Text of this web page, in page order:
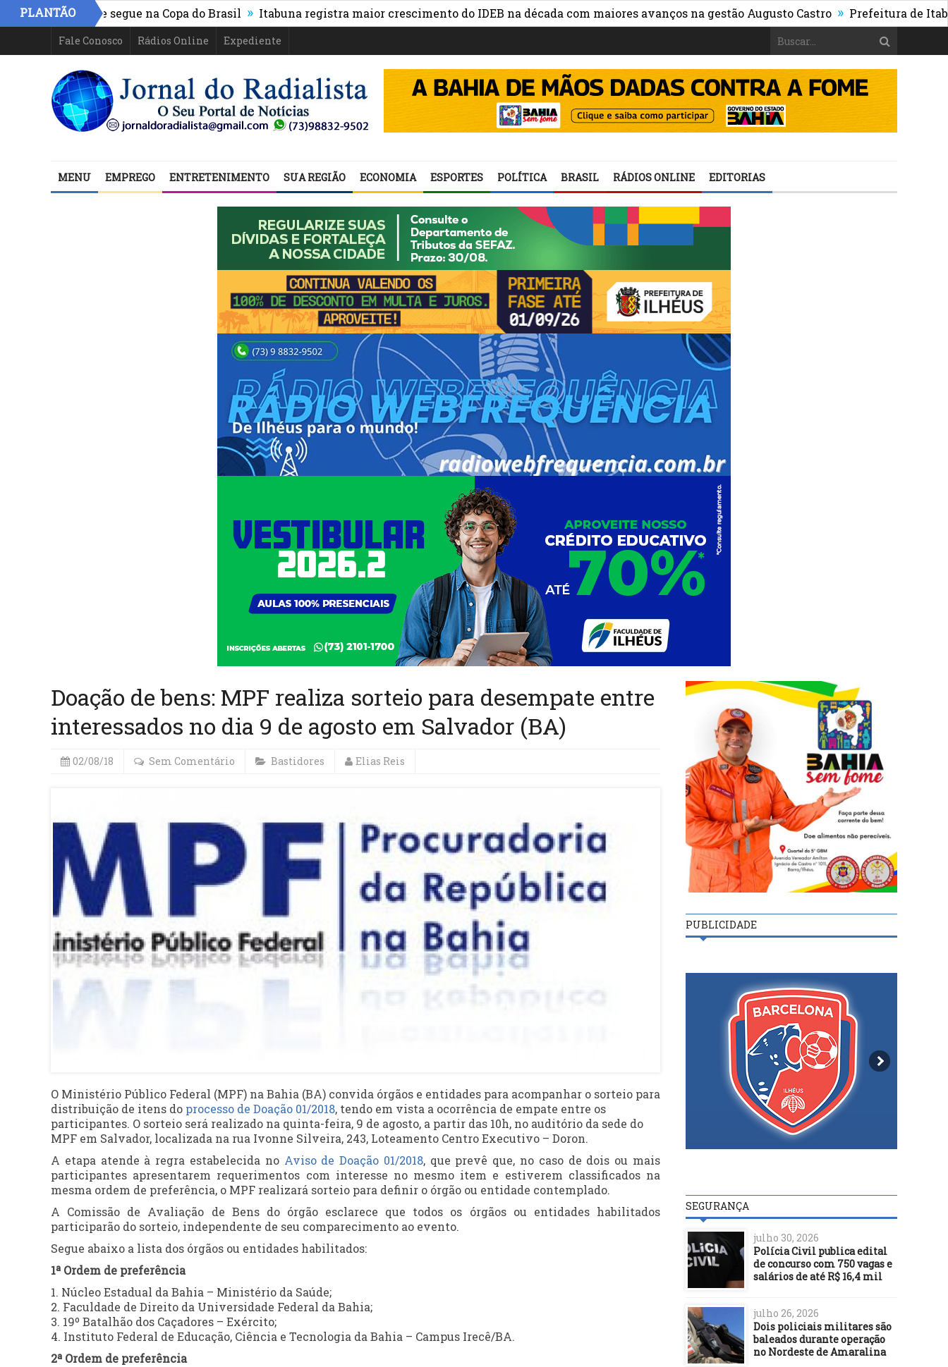
PLANTÃO
PR e segue na Copa do Brasil » Itabuna registra maior crescimento do IDEB na década com maiores avanços na gestão Augusto Castro » Prefeitura de Itabuna
Fale Conosco Rádios Online Expediente
MENU EMPREGO ENTRETENIMENTO SUA REGIÃO ECONOMIA ESPORTES POLÍTICA BRASIL RÁDIOS ONLINE EDITORIAS
Doação de bens: MPF realiza sorteio para desempate entre
interessados no dia 9 de agosto em Salvador (BA)
02/08/18 Sem Comentário Bastidores Elias Reis
O Ministério Público Federal (MPF) na Bahia (BA) convida órgãos e entidades para acompanhar o sorteio para
distribuição de itens do processo de Doação 01/2018, tendo em vista a ocorrência de empate entre os
participantes. O sorteio será realizado na quinta-feira, 9 de agosto, a partir das 10h, no auditório da sede do
MPF em Salvador, localizada na rua Ivonne Silveira, 243, Loteamento Centro Executivo – Doron.
A etapa atende à regra estabelecida no Aviso de Doação 01/2018, que prevê que, no caso de dois ou mais
participantes apresentarem requerimentos com interesse no mesmo item e estiverem classificados na
mesma ordem de preferência, o MPF realizará sorteio para definir o órgão ou entidade contemplado.
A Comissão de Avaliação de Bens do órgão esclarece que todos os órgãos ou entidades habilitados
participarão do sorteio, independente de seu comparecimento ao evento.
Segue abaixo a lista dos órgãos ou entidades habilitados:
1ª Ordem de preferência
1. Núcleo Estadual da Bahia – Ministério da Saúde;
2. Faculdade de Direito da Universidade Federal da Bahia;
3. 19º Batalhão dos Caçadores – Exército;
4. Instituto Federal de Educação, Ciência e Tecnologia da Bahia – Campus Irecê/BA.
2ª Ordem de preferência
PUBLICIDADE
SEGURANÇA
julho 30, 2026
Polícia Civil publica edital
de concurso com 750 vagas e
salários de até R$ 16,4 mil
julho 26, 2026
Dois policiais militares são
baleados durante operação
no Nordeste de Amaralina